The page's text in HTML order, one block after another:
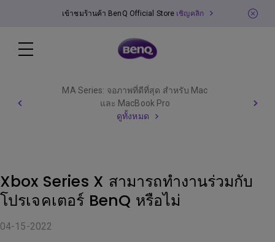
เข้าชมร้านค้า BenQ Official Store เชิญคลิก
MA Series: จอภาพที่ดีที่สุด สำหรับ Mac
และ MacBook Pro
ดูทั้งหมด
Xbox Series X สามารถทำงานร่วมกับ
โปรเจคเตอร์ BenQ หรือไม่
04-15-2022